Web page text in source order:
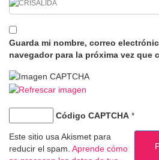
Guarda mi nombre, correo
navegador para la próxima vez que
Código CAPTCHA *
Este sitio usa Akismet para
reducir el spam. Aprende cómo